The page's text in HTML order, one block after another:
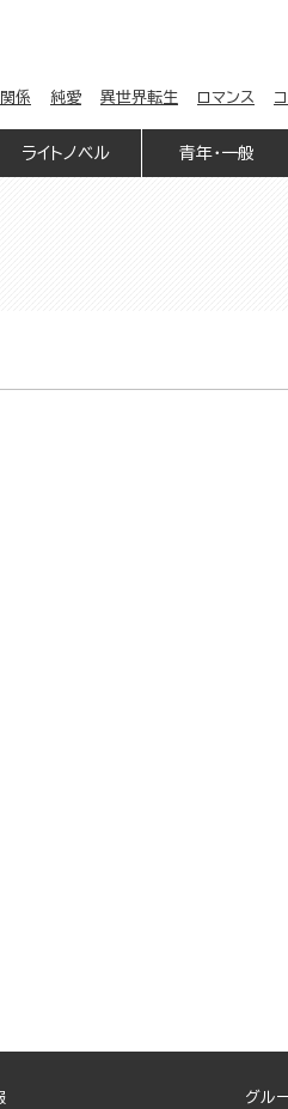
係 純愛 異世界転生 ロマンス
ライトノベル 青年・一般
グル